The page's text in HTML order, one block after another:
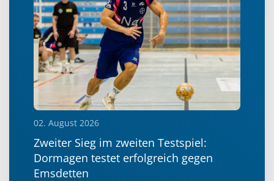
02. August 2026
Zweiter Sieg im zweiten Testspiel:
Dormagen testet erfolgreich gegen
Emsdetten